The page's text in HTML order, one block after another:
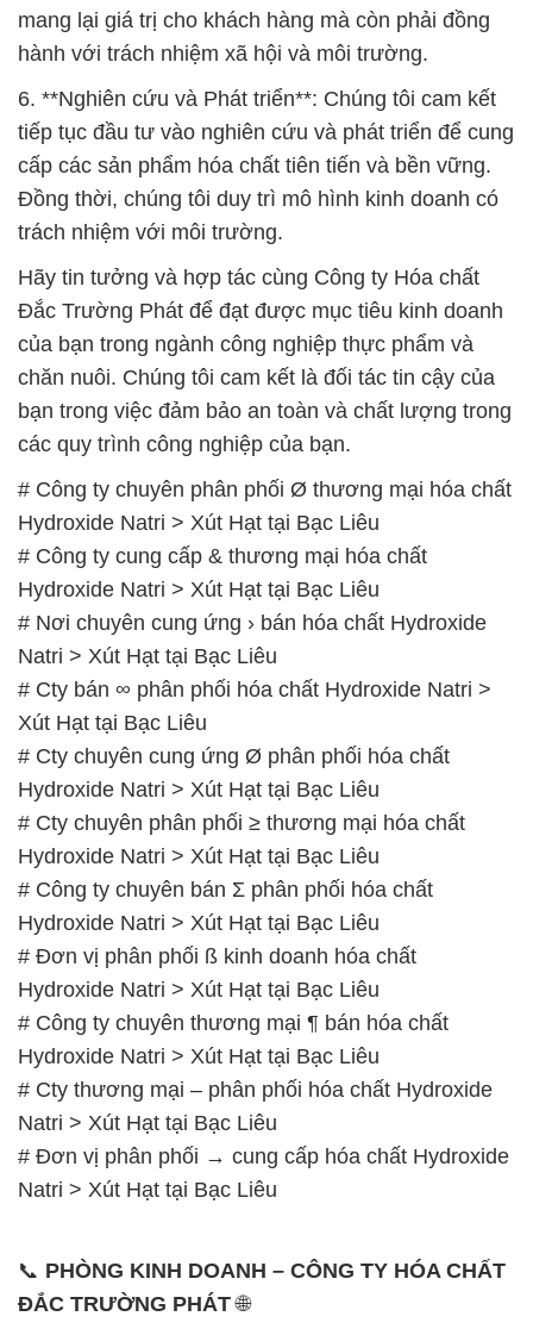
mang lại giá trị cho khách hàng mà còn phải đồng
hành với trách nhiệm xã hội và môi trường.
6. **Nghiên cứu và Phát triển**: Chúng tôi cam kết
tiếp tục đầu tư vào nghiên cứu và phát triển để cung
cấp các sản phẩm hóa chất tiên tiến và bền vững.
Đồng thời, chúng tôi duy trì mô hình kinh doanh có
trách nhiệm với môi trường.
Hãy tin tưởng và hợp tác cùng Công ty Hóa chất
Đắc Trường Phát để đạt được mục tiêu kinh doanh
của bạn trong ngành công nghiệp thực phẩm và
chăn nuôi. Chúng tôi cam kết là đối tác tin cậy của
bạn trong việc đảm bảo an toàn và chất lượng trong
các quy trình công nghiệp của bạn.
# Công ty chuyên phân phối Ø thương mại hóa chất
Hydroxide Natri > Xút Hạt tại Bạc Liêu
# Công ty cung cấp & thương mại hóa chất
Hydroxide Natri > Xút Hạt tại Bạc Liêu
# Nơi chuyên cung ứng › bán hóa chất Hydroxide
Natri > Xút Hạt tại Bạc Liêu
# Cty bán ∞ phân phối hóa chất Hydroxide Natri >
Xút Hạt tại Bạc Liêu
# Cty chuyên cung ứng Ø phân phối hóa chất
Hydroxide Natri > Xút Hạt tại Bạc Liêu
# Cty chuyên phân phối ≥ thương mại hóa chất
Hydroxide Natri > Xút Hạt tại Bạc Liêu
# Công ty chuyên bán Σ phân phối hóa chất
Hydroxide Natri > Xút Hạt tại Bạc Liêu
# Đơn vị phân phối ß kinh doanh hóa chất
Hydroxide Natri > Xút Hạt tại Bạc Liêu
# Công ty chuyên thương mại ¶ bán hóa chất
Hydroxide Natri > Xút Hạt tại Bạc Liêu
# Cty thương mại – phân phối hóa chất Hydroxide
Natri > Xút Hạt tại Bạc Liêu
# Đơn vị phân phối → cung cấp hóa chất Hydroxide
Natri > Xút Hạt tại Bạc Liêu
📞 PHÒNG KINH DOANH – CÔNG TY HÓA CHẤT
ĐẮC TRƯỜNG PHÁT🌐